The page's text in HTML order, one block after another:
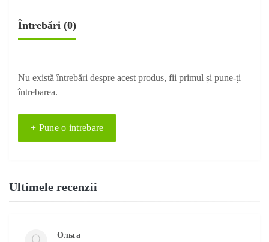
Întrebări (0)
Nu există întrebări despre acest produs, fii primul și pune-ți
întrebarea.
+ Pune o intrebare
Ultimele recenzii
Ольга